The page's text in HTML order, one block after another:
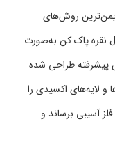
روش‌های
نقره پاک کن به‌صورت
پیشرفته طراحی شده
و لایه‌های اکسیدی را
آسیبی برساند و